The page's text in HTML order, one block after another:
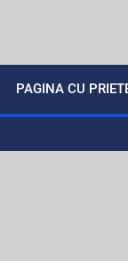
PAGINA CU